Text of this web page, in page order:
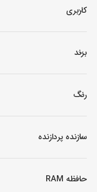
کاربری
برند
رنگ
سازنده پردازنده
حافظه RAM